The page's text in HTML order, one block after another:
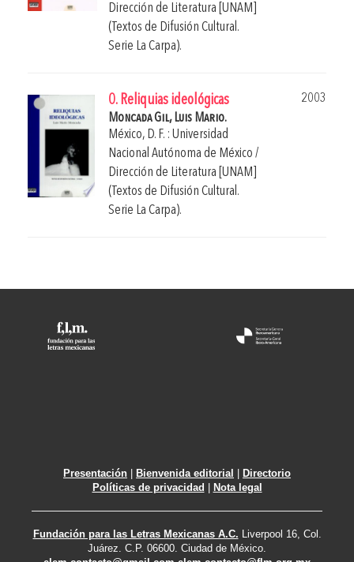
Dirección de Literatura [UNAM]
(Textos de Difusión Cultural.
Serie La Carpa).
0. Reliquias ideológicas
2003
Moncada Gil, Luis Mario.
México, D. F. : Universidad
Nacional Autónoma de México /
Dirección de Literatura [UNAM]
(Textos de Difusión Cultural.
Serie La Carpa).
Presentación Bienvenida editorial
Directorio
Políticas de privacidad
Nota legal
Fundación para las Letras Mexicanas A.C. Liverpool 16, Col.
Juárez. C.P. 06600. Ciudad de México.